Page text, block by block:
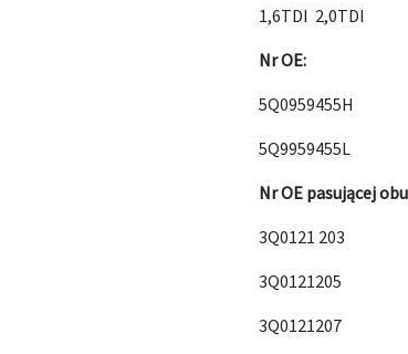
1,6TDI 2,0TDI
Nr OE:
5Q0959455H
5Q9959455L
Nr OE pasującej
3Q0121 203
3Q0121205
3Q0121207